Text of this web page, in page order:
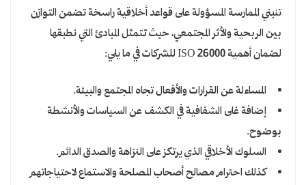
تنبني الممارسة المسؤولة على قواعد أخلاقية راسخة تضمن التوازن
بين الربحية والأثر المجتمعي، حيث تتمثل المبادئ التي نطبقها
لضمان أهمية ISO 26000 للشركات في ما يلي:
المساءلة عن القرارات والأفعال تجاه المجتمع والبيئة.
إضافة غلى الشفافية في الكشف عن السياسات والأنشطة
بوضوح.
السلوك الأخلاقي الذي يرتكز على النزاهة والصدق الدائم.
كذلك احترام مصالح أصحاب المصلحة والاستماع لاحتياجاتهم